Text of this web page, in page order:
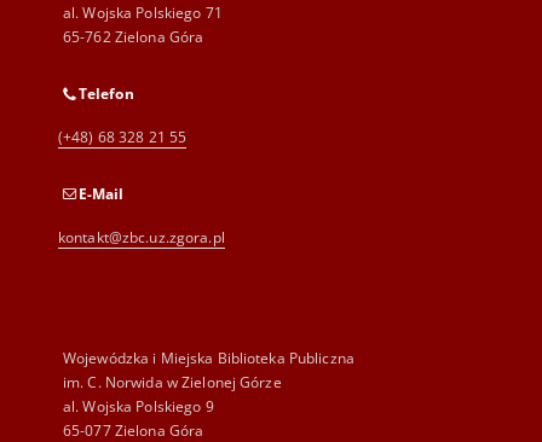
al. Wojska Polskiego 71
65-762 Zielona Góra
Telefon
(+48) 68 328 21 55
E-Mail
kontakt@zbc.uz.zgora.pl
Wojewódzka i Miejska Biblioteka Publiczna
im. C. Norwida w Zielonej Górze
al. Wojska Polskiego 9
65-077 Zielona Góra